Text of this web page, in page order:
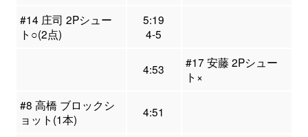
#14 庄司 2Pシュー
ト○(2点)
5:19
4-5
4:53
#17 安藤 2Pシュー
ト×
#8 高橋 ブロックシ
ョット(1本)
4:51